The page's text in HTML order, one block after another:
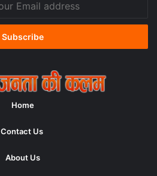
Home
Contact Us
About Us